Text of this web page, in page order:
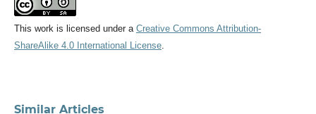
This work is licensed under a Creative Commons Attribution-
ShareAlike 4.0 International License.
Similar Articles